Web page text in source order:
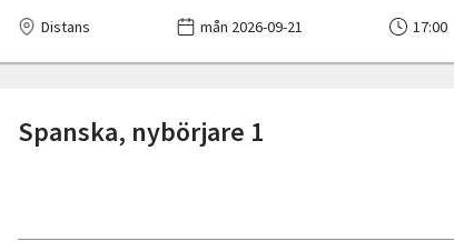
Distans mån 2026-09-21 17:00
Spanska, nybörjare 1